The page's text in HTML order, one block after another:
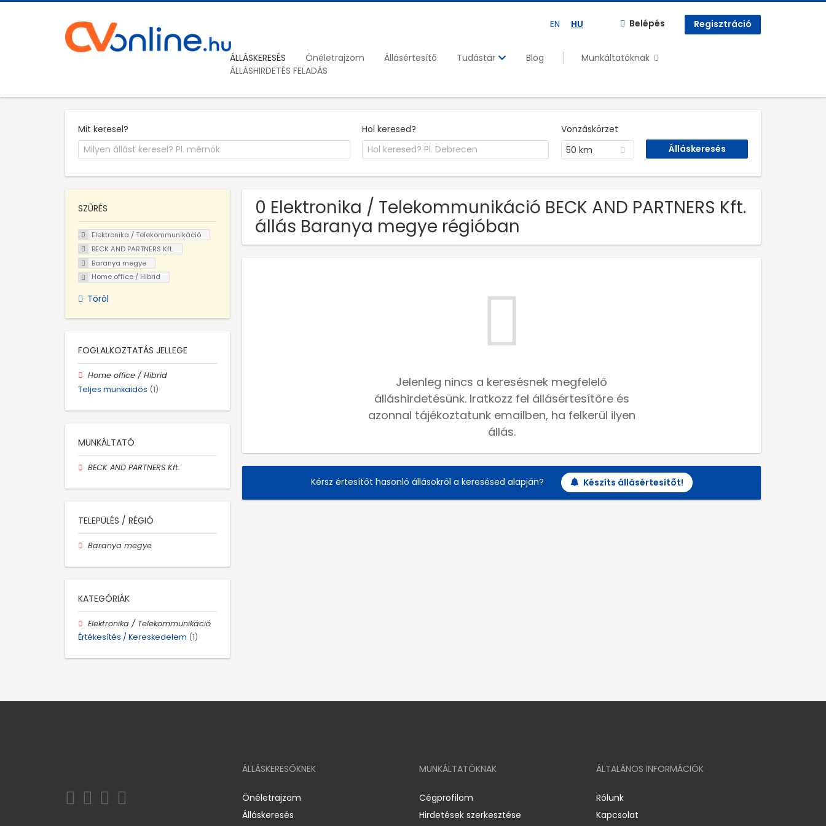
EN HU Belépés Regisztráció
ÁLLÁSKERESÉS Önéletrajzom Állásértesítő Tudástár Blog
Munkáltatóknak
ÁLLÁSHIRDETÉS FELADÁS
Mit keresel? Hol keresed?
Vonzáskörzet
50 km
0 Elektronika / Telekommunikáció BECK AND PARTNERS Kft.
állás Baranya megye régióban
Jelenleg nincs a keresésnek megfelelő
álláshirdetésünk. Iratkozz fel állásértesítőre és
azonnal tájékoztatunk emailben, ha felkerül ilyen
állás.
Kérsz értesítőt hasonló állásokról a keresésed alapján? Készíts állásértesítőt!
SZŰRÉS
Elektronika / Telekommunikáció
BECK AND PARTNERS Kft.
Baranya megye
Home office / Hibrid
Töröl
FOGLALKOZTATÁS JELLEGE
Home office / Hibrid
Teljes munkaidős (1)
MUNKÁLTATÓ
BECK AND PARTNERS Kft.
TELEPÜLÉS / RÉGIÓ
Baranya megye
KATEGÓRIÁK
Elektronika / Telekommunikáció
Értékesítés / Kereskedelem (1)
ÁLLÁSKERESŐKNEK
Önéletrajzom
Álláskeresés
MUNKÁLTATÓKNAK
Cégprofilom
Hirdetések szerkesztése
ÁLTALÁNOS INFORMÁCIÓK
Rólunk
Kapcsolat